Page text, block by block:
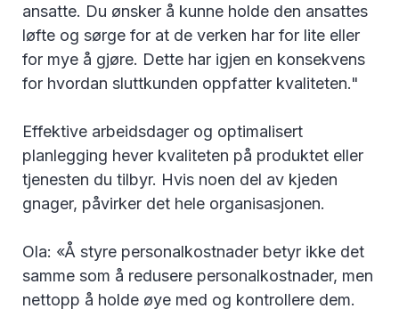
ansatte. Du ønsker å kunne holde den ansattes
løfte og sørge for at de verken har for lite eller
for mye å gjøre. Dette har igjen en konsekvens
for hvordan sluttkunden oppfatter kvaliteten."
Effektive arbeidsdager og optimalisert
planlegging hever kvaliteten på produktet eller
tjenesten du tilbyr. Hvis noen del av kjeden
gnager, påvirker det hele organisasjonen.
Ola: «Å styre personalkostnader betyr ikke det
samme som å redusere personalkostnader, men
nettopp å holde øye med og kontrollere dem.